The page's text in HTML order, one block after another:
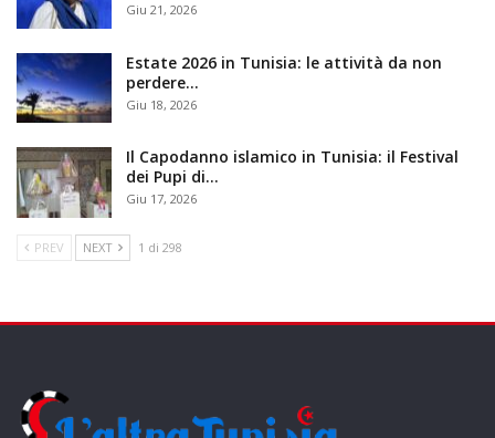
Giu 21, 2026
Estate 2026 in Tunisia: le attività da non
perdere…
Giu 18, 2026
Il Capodanno islamico in Tunisia: il Festival
dei Pupi di…
Giu 17, 2026
PREV NEXT 1 di 298